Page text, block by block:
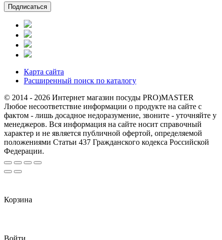
Карта сайта
Расширенный поиск по каталогу
© 2014 - 2026 Интернет магазин посуды PRO)MASTER
Любое несоответствие информации о продукте на сайте с
фактом - лишь досадное недоразумение, звоните - уточняйте у
менеджеров. Вся информация на сайте носит справочный
характер и не является публичной офертой, определяемой
положениями Статьи 437 Гражданского кодекса Российской
Федерации.
Корзина